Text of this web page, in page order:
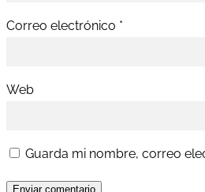
Correo electrónico *
Web
Guarda mi nombre, correo
Enviar comentario